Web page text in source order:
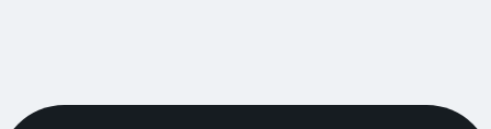
+7